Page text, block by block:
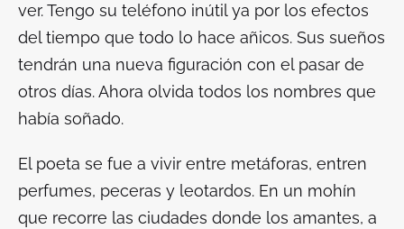
ver. Tengo su teléfono inútil ya por los efectos
del tiempo que todo lo hace añicos. Sus sueños
tendrán una nueva figuración con el pasar de
otros días. Ahora olvida todos los nombres que
había soñado.
El poeta se fue a vivir entre metáforas, entren
perfumes, peceras y leotardos. En un mohín
que recorre las ciudades donde los amantes, a